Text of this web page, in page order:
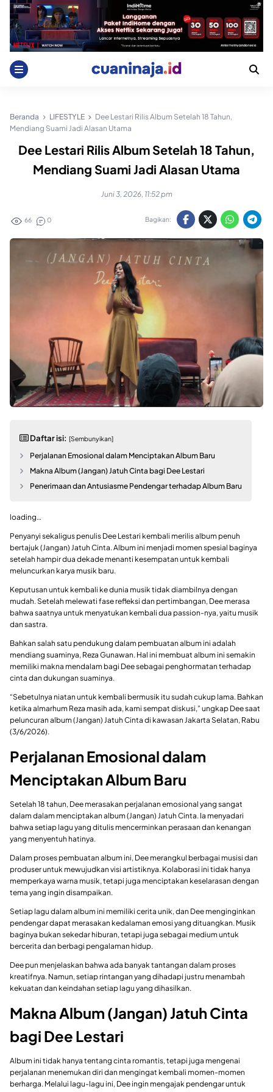
Skip
content
Beranda LIFESTYLE
Dee Lestari Rilis Album Setelah 18 Tahun,
Mendiang Suami Jadi Alasan Utama
Dee Lestari Rilis Album Setelah 18 Tahun,
Mendiang Suami Jadi Alasan Utama
Juni 3, 2026, 11:52 pm
66 0 Bagikan:
Daftar isi: [Sembunyikan]
Perjalanan Emosional dalam Menciptakan Album Baru
Makna Album (Jangan) Jatuh Cinta bagi Dee Lestari
Penerimaan dan Antusiasme Pendengar terhadap Album Baru
loading…
Penyanyi sekaligus penulis Dee Lestari kembali merilis album penuh
bertajuk (Jangan) Jatuh Cinta. Album ini menjadi momen spesial baginya
setelah hampir dua dekade menanti kesempatan untuk kembali
meluncurkan karya musik baru.
Keputusan untuk kembali ke dunia musik tidak diambilnya dengan
mudah. Setelah melewati fase refleksi dan pertimbangan, Dee merasa
bahwa saatnya untuk menyatukan kembali dua passion-nya, yaitu musik
dan sastra.
Bahkan salah satu pendukung dalam pembuatan album ini adalah
mendiang suaminya, Reza Gunawan. Hal ini membuat album ini semakin
memiliki makna mendalam bagi Dee sebagai penghormatan terhadap
cinta dan dukungan suaminya.
“Sebetulnya niatan untuk kembali bermusik itu sudah cukup lama. Bahkan
ketika almarhum Reza masih ada, kami sempat diskusi,” ungkap Dee saat
peluncuran album (Jangan) Jatuh Cinta di kawasan Jakarta Selatan, Rabu
(3/6/2026).
Perjalanan Emosional dalam
Menciptakan Album Baru
Setelah 18 tahun, Dee merasakan perjalanan emosional yang sangat
dalam dalam menciptakan album (Jangan) Jatuh Cinta. Ia menyadari
bahwa setiap lagu yang ditulis mencerminkan perasaan dan kenangan
yang menyentuh hatinya.
Dalam proses pembuatan album ini, Dee merangkul berbagai musisi dan
produser untuk mewujudkan visi artistiknya. Kolaborasi ini tidak hanya
memperkaya warna musik, tetapi juga menciptakan keselarasan dengan
tema yang ingin disampaikan.
Setiap lagu dalam album ini memiliki cerita unik, dan Dee menginginkan
pendengar dapat merasakan kedalaman emosi yang dituangkan. Musik
baginya bukan sekedar hiburan, tetapi juga sebagai medium untuk
bercerita dan berbagi pengalaman hidup.
Dee pun menjelaskan bahwa ada banyak tantangan dalam proses
kreatifnya. Namun, setiap rintangan yang dihadapi justru menambah
kekuatan dan keindahan setiap lagu yang dihasilkan.
Makna Album (Jangan) Jatuh Cinta
bagi Dee Lestari
Album ini tidak hanya tentang cinta romantis, tetapi juga mengenai
perjalanan menemukan diri dan mengingat kembali momen-momen
berharga. Melalui lagu-lagu ini, Dee ingin mengajak pendengar untuk